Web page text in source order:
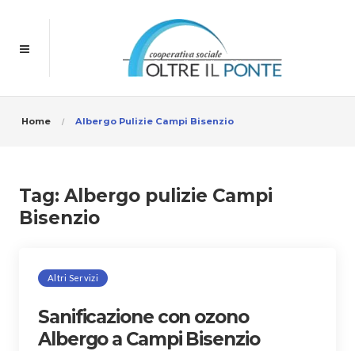
Home Albergo Pulizie Campi Bisenzio
Tag: Albergo pulizie Campi
Bisenzio
Altri Servizi
Sanificazione con ozono
Albergo a Campi Bisenzio